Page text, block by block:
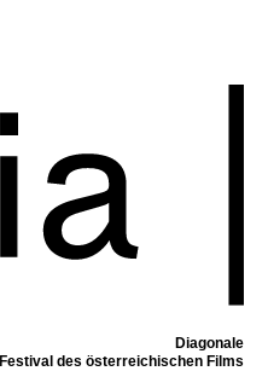
Diagonale
Festival des österreichischen Films